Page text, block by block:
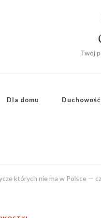
Twój
Dla domu Duchowość
których nie ma w Polsce —